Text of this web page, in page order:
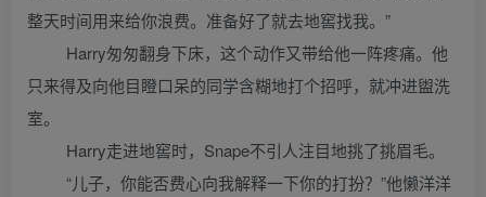
整天时间用来给你浪费。准备好了就去地窖找我。”
Harry匆匆翻身下床，这个动作又带给他一阵疼痛。他
只来得及向他目瞪口呆的同学含糊地打个招呼，就冲进盥洗
室。
Harry走进地窖时，Snape不引人注目地挑了挑眉毛。
“儿子，你能否费心向我解释一下你的打扮？”他懒洋洋